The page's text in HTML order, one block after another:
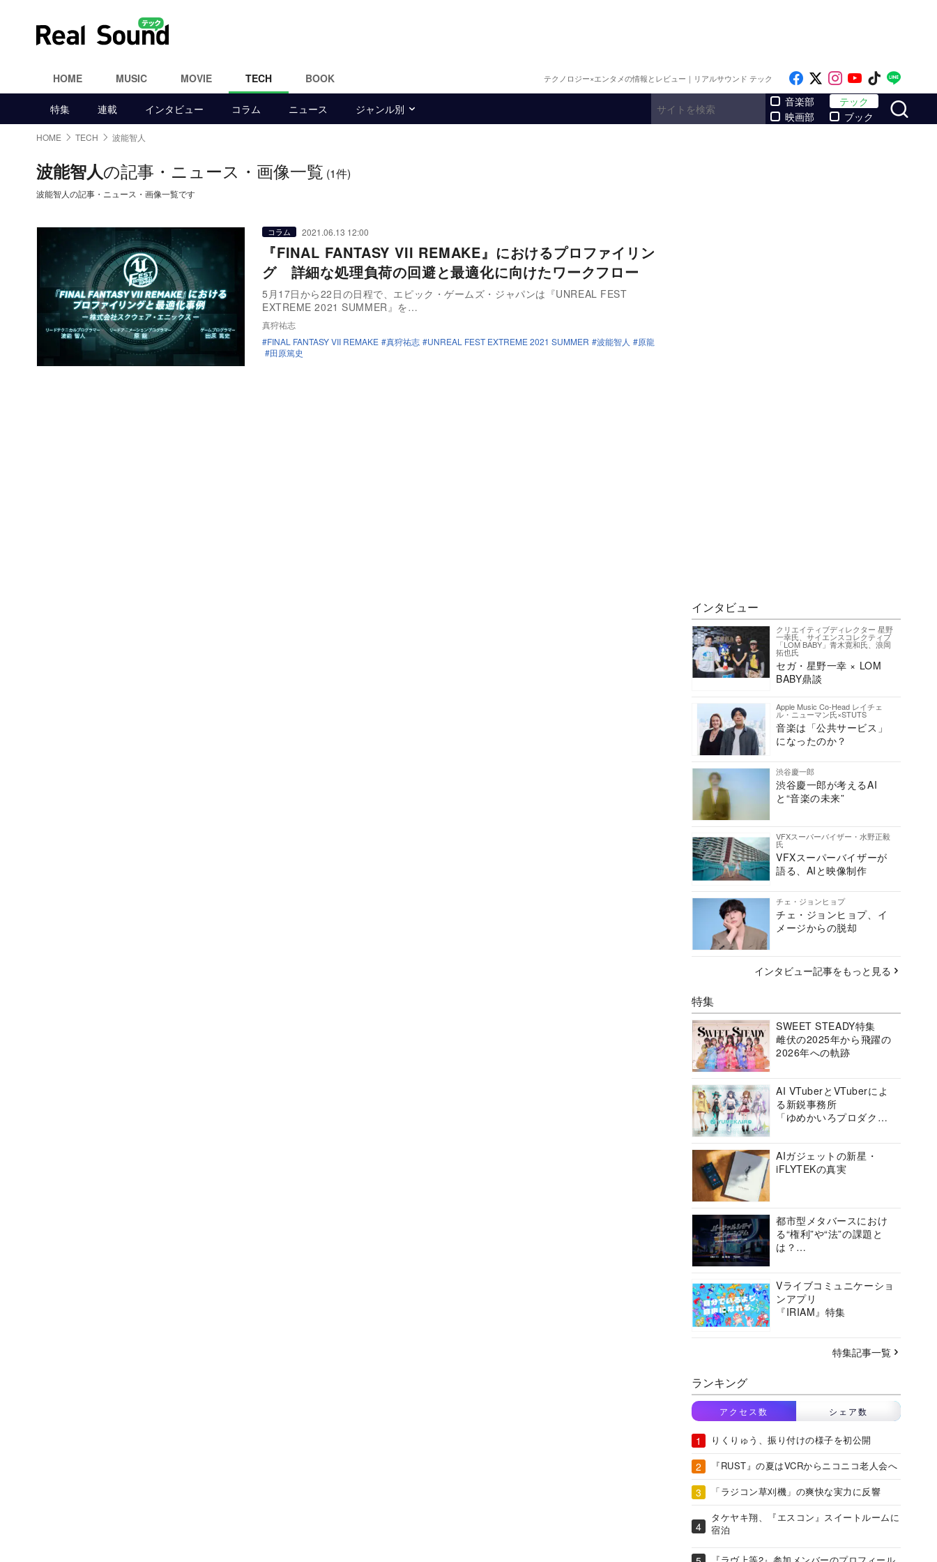
HOME MUSIC MOVIE TECH BOOK テクノロジー×エンタメの情報とレビュー｜リアルサウンド テック Like on Facebook
Follow on x
Follow on
Follow on
Follow
特集 連載 インタビュー コラム ニュース ジャンル別
音楽部
映画部
テック
ブック
HOME TECH 波能智人
波能智人の記事・ニュース・画像一覧 (1件)
波能智人の記事・ニュース・画像一覧です
コラム 2021.06.13 12:00
『FINAL FANTASY VII REMAKE』におけるプロファイリン
グ 詳細な処理負荷の回避と最適化に向けたワークフロー
5月17日から22日の日程で、エピック・ゲームズ・ジャパンは『UNREAL FEST
EXTREME 2021 SUMMER』を…
真狩祐志
FINAL FANTASY VII REMAKE
真狩祐志 UNREAL FEST EXTREME 2021 SUMMER 波能智人
原龍
田原篤史
インタビュー
クリエイティブディレクター 星野
一幸氏、サイエンスコレクティブ
「LOM BABY」青木寛和氏、浪岡
拓也氏
セガ・星野一幸 × LOM
BABY鼎談
Apple Music Co-Head レイチェ
ル・ニューマン氏×STUTS
音楽は「公共サービス」
になったのか？
渋谷慶一郎
渋谷慶一郎が考えるAI
と“音楽の未来”
VFXスーパーバイザー・水野正毅
氏
VFXスーパーバイザーが
語る、AIと映像制作
チェ・ジョンヒョプ
チェ・ジョンヒョプ、イ
メージからの脱却
インタビュー記事をもっと見る
特集
SWEET STEADY特集
雌伏の2025年から飛躍の
2026年への軌跡
AI VTuberとVTuberによ
る新鋭事務所
「ゆめかいろプロダクシ
AIガジェットの新星・
iFLYTEKの真実
都市型メタバースにおけ
る“権利”や“法”の課題と
は？
ーシアムの挑戦に迫る
Vライブコミュニケーショ
ンアプリ
『IRIAM』特集
特集記事一覧
ランキング
アクセス数 シェア数
りくりゅう、振り付けの様子を初公開
『RUST』の夏はVCRからニコニコ老人会へ
「ラジコン草刈機」の爽快な実力に反響
タケヤキ翔、『エスコン』スイートルームに
宿泊
『ラヴ上等2』参加メンバーのプロフィール